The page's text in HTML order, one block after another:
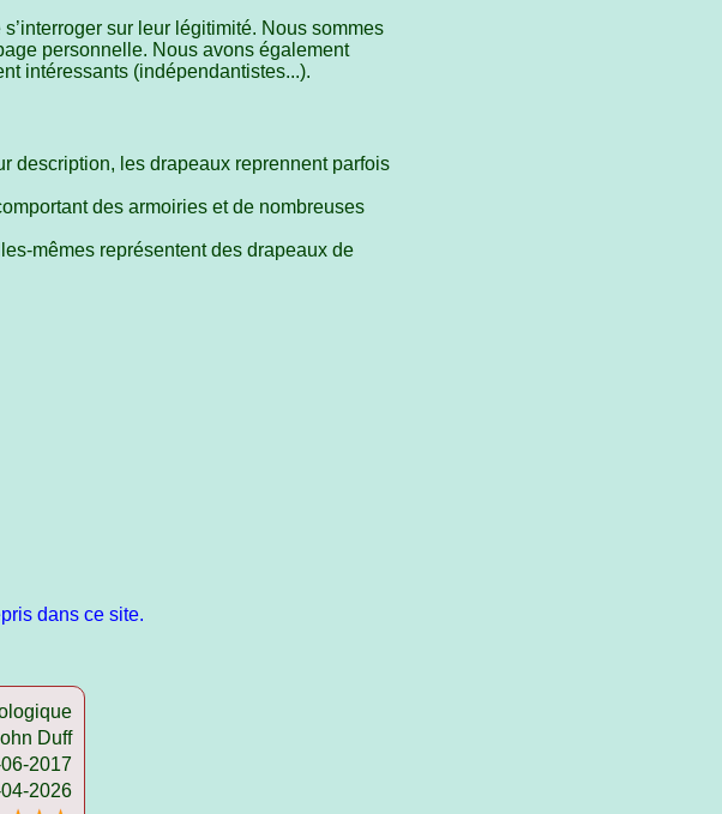
sur leur légitimité. Nous sommes
personnelle. Nous avons également
intéressants (indépendantistes...).
description, les drapeaux reprennent parfois
des armoiries et de nombreuses
mêmes représentent des drapeaux de
dans ce site.
Duff
2017
2026